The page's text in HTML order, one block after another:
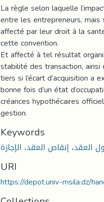
La règle selon laquelle
entre les entrepreneurs,
affecté par leur droit à la
cette convention.
Et affecté à tel résultat
stabilité des transaction,
tiers si l’écart d’acquisition a
bonne fois d’un état
créances hypothécaires
gestion.
Keywords
URI
https://depot.univ-msila.dz/